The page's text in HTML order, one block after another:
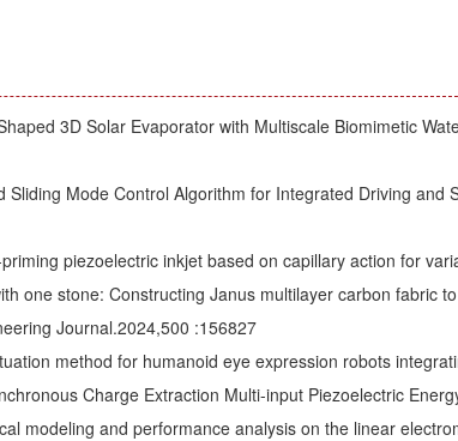
3D Solar Evaporator with Multiscale Biomimetic
Sliding Mode Control Algorithm for Integrated Driving
piezoelectric inkjet based on capillary action for
one stone: Constructing Janus multilayer carbon fabric
Journal.2024,500 :156827
method for humanoid eye expression robots
Charge Extraction Multi-input Piezoelectric
modeling and performance analysis on the linear